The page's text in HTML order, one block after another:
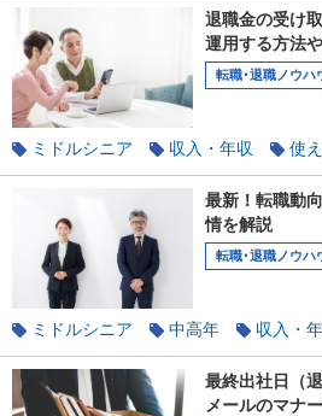
退職金の受け
運用する方法
転職･退職ノウハ
ミドルシニア 収入・年収 使
最新！転職動
情を解説
転職･退職ノウハ
ミドルシニア 中高年 収入・
仕事の探し方
最終出社日（
メールのマナ